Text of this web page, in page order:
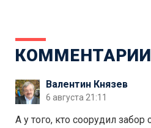
КОММЕНТАРИИ
Валентин Князев
6 августа 21:11
А у того, кто соорудил